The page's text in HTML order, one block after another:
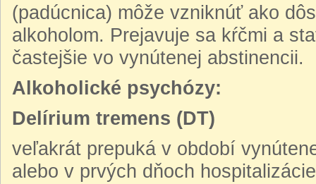
(padúcnica) môže vzniknúť ako
alkoholom. Prejavuje sa kŕčmi a
častejšie vo vynútenej abstinencii.
Alkoholické psychózy:
Delírium tremens (DT)
veľakrát prepuká v období
alebo v prvých dňoch